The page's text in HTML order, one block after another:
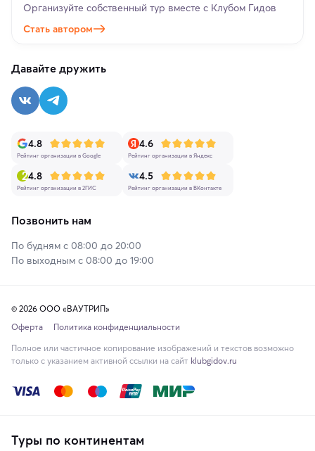
Организуйте собственный тур вместе с Клубом Гидов
Стать автором
Давайте дружить
4.8
Рейтинг организации в Google
4.6
Рейтинг организации в Яндекс
4.8
Рейтинг организации в 2ГИС
4.5
Рейтинг организации в ВКонтакте
Позвонить нам
По будням с 08:00 до 20:00
По выходным с 08:00 до 19:00
© 2026 ООО «ВАУТРИП»
Оферта
Политика конфиденциальности
Полное или частичное копирование изображений и текстов возможно
только с указанием активной ссылки на сайт klubgidov.ru
Туры по континентам